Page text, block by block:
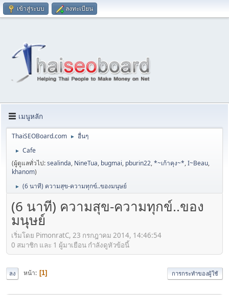
เข้าสู่ระบบ ลงทะเบียน
เมนูหลัก
ThaiSEOBoard.com ► อื่นๆ
►
Cafe
(ผู้ดูแลทั่วไป:sealinda, NineTua, bugmai, pburin22,*~เก้าคุง~*,I~Beau,
khanom)
► (6 นาที) ความสุข-ความทุกข์..ของมนุษย์
(6 นาที) ความสุข-ความทุกข์..ของ
มนุษย์
เริ่มโดย PimonratC, 23 กรกฎาคม 2014, 14:46:54
0 สมาชิก และ 1 ผู้มาเยือน กำลังดูหัวข้อนี้
ลง หน้า 1 การกระทำของผู้ใช้